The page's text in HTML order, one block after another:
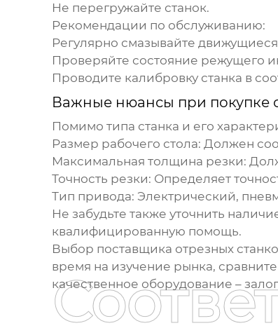
Не перегружайте станок.
Рекомендации по обслуживанию:
Регулярно смазывайте движущиеся
Проверяйте состояние режущего
Проводите калибровку станка в
Важные нюансы при покупке
Помимо типа станка и его
Размер рабочего стола: Должен
Максимальная толщина резки:
Точность резки: Определяет
Тип привода: Электрический,
Не забудьте также уточнить
квалифицированную помощь.
Выбор поставщика отрезных
время на изучение рынка,
качественное оборудование –